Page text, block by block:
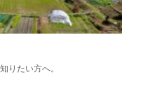
りたい方へ。